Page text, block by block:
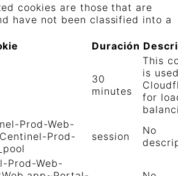
cookies are those that are
have not been classified into a
Duración
30
minutes
This
is
for
Prod-Web-
Prod-
session
No
Prod-Web-